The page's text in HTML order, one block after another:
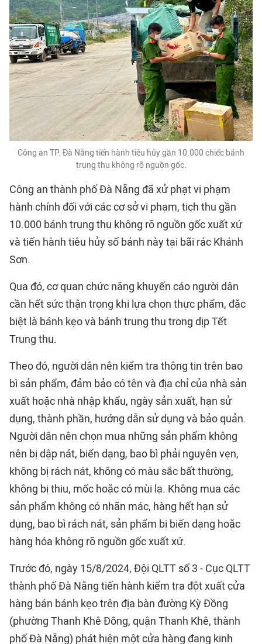
Công an TP. Đà Nẵng tiến hành tiêu hủy gần 10.000 chiếc bánh
trung thu không rõ nguồn gốc.
Công an thành phố Đà Nẵng đã xử phạt vi phạm
hành chính đối với các cơ sở vi phạm, tịch thu gần
10.000 bánh trung thu không rõ nguồn gốc xuất xứ
và tiến hành tiêu hủy số bánh này tại bãi rác Khánh
Sơn.
Qua đó, cơ quan chức năng khuyến cáo người dân
cần hết sức thận trọng khi lựa chọn thực phẩm, đặc
biệt là bánh kẹo và bánh trung thu trong dịp Tết
Trung thu.
Theo đó, người dân nên kiểm tra thông tin trên bao
bì sản phẩm, đảm bảo có tên và địa chỉ của nhà sản
xuất hoặc nhà nhập khẩu, ngày sản xuất, hạn sử
dụng, thành phần, hướng dẫn sử dụng và bảo quản.
Người dân nên chọn mua những sản phẩm không
nên bị dập nát, biến dạng, bao bì phải nguyên vẹn,
không bị rách nát, không có màu sắc bất thường,
không bị thiu, mốc hoặc có mùi lạ. Không mua các
sản phẩm không có nhãn mác, hàng hết hạn sử
dụng, bao bì rách nát, sản phẩm bị biến dạng hoặc
hàng hóa không rõ nguồn gốc xuất xứ.
Trước đó, ngày 15/8/2024, Đội QLTT số 3 - Cục QLTT
thành phố Đà Nẵng tiến hành kiểm tra đột xuất cửa
hàng bán bánh kẹo trên địa bàn đường Kỳ Đồng
(phường Thanh Khê Đông, quận Thanh Khê, thành
phố Đà Nẵng) phát hiện một cửa hàng đang kinh